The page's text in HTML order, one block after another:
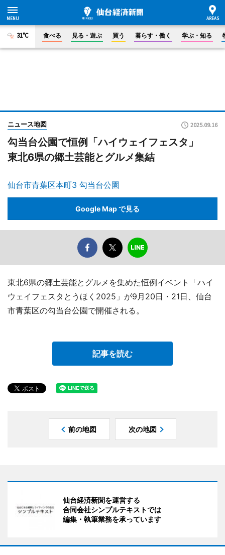
31°C 食べる 見る・遊ぶ 買う 暮らす・働く 学ぶ・知る
ニュース地図 2025.09.16
勾当台公園で恒例「ハイウェイフェスタ」
東北6県の郷土芸能とグルメ集結
仙台市青葉区本町3 勾当台公園
Google Map で見る
東北6県の郷土芸能とグルメを集めた恒例イベント「ハイ
ウェイフェスタとうほく2025」が9月20日・21日、仙台
市青葉区の勾当台公園で開催される。
記事を読む
前の地図 次の地図
仙台経済新聞を運営する
合同会社シンプルテキストでは
編集・執筆業務を承っています